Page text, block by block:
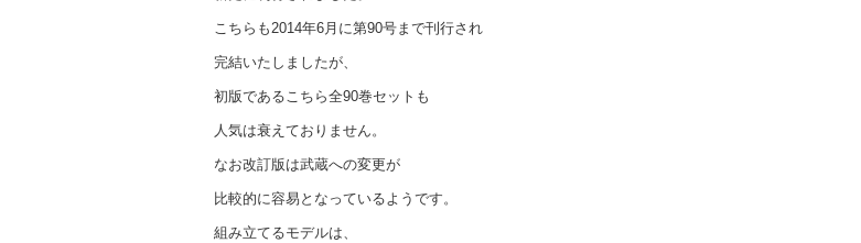
こちらも2014年6月に第90号まで刊行され
完結いたしましたが、
初版であるこちら全90巻セットも
人気は衰えておりません。
なお改訂版は武蔵への変更が
比較的に容易となっているようです。
組み立てるモデルは、